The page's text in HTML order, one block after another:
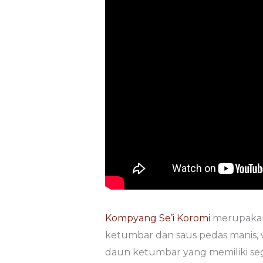
Kompyang Se’i Koromi
ketumbar dan saus pedas
daun ketumbar yang memiliki